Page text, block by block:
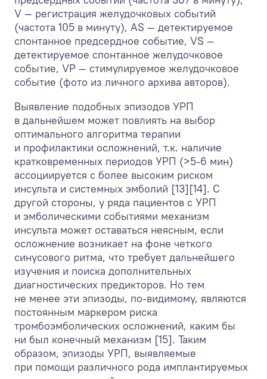
V — регистрация желудочковых событий
(частота 105 в минуту), AS — детектируемое
спонтанное предсердное событие, VS —
детектируемое спонтанное желудочковое
событие, VР — стимулируемое желудочковое
событие (фото из личного архива авторов).
Выявление подобных эпизодов УРП
в дальнейшем может повлиять на выбор
оптимального алгоритма терапии
и профилактики осложнений, т.к. наличие
кратковременных периодов УРП (>5-6 мин)
ассоциируется с более высоким риском
инсульта и системных эмболий [13][14]. С
другой стороны, у ряда пациентов с УРП
и эмболическими событиями механизм
инсульта может оставаться неясным, если
осложнение возникает на фоне четкого
синусового ритма, что требует дальнейшего
изучения и поиска дополнительных
диагностических предикторов. Но тем
не менее эти эпизоды, по-видимому, являются
постоянным маркером риска
тромбоэмболических осложнений, каким бы
ни был конечный механизм [15]. Таким
образом, эпизоды УРП, выявляемые
при помощи различного рода имплантируемых